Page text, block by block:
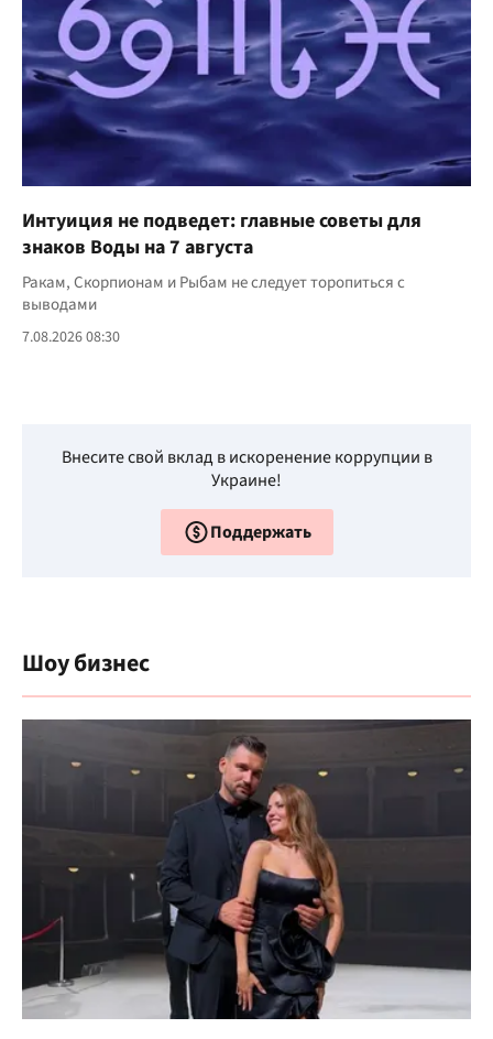
Интуиция не подведет: главные советы для
знаков Воды на 7 августа
Ракам, Скорпионам и Рыбам не следует торопиться с
выводами
7.08.2026 08:30
Внесите свой вклад в искоренение коррупции в
Украине!
Поддержать
Шоу бизнес